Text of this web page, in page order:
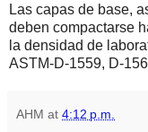
Las capas de base,
deben compactarse
la densidad de
ASTM-D-1559, D-
AHM at 4:12 p.m.